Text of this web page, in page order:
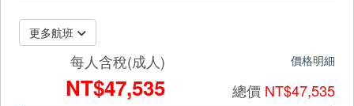
更多航班
每人含稅(成人)
NT$47,535
價格明細
總價 NT$47,535